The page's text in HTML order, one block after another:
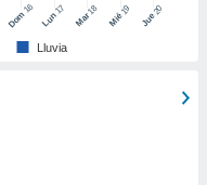
Lluvia
Dom
16
Lun
17
Mar
18
Mié
19
Jue
20